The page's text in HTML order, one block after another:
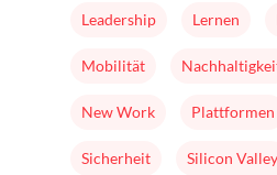
Leadership Lernen
Mobilität
New Work Plattformen
Sicherheit Silicon Valley